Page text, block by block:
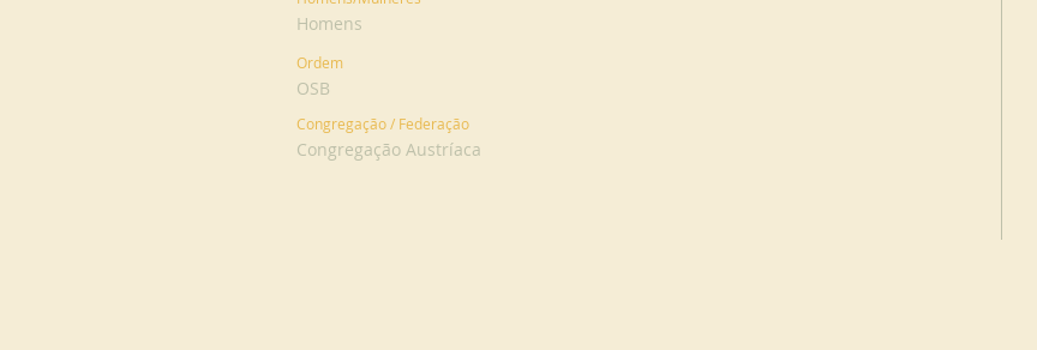
Homens
Ordem
OSB
Congregação / Federação
Congregação Austríaca